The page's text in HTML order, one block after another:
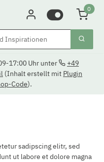
0
17:00 Uhr unter
+49
(Inhalt erstellt mit Plugin
Code).
sadipscing elitr, sed
ut labore et dolore magna